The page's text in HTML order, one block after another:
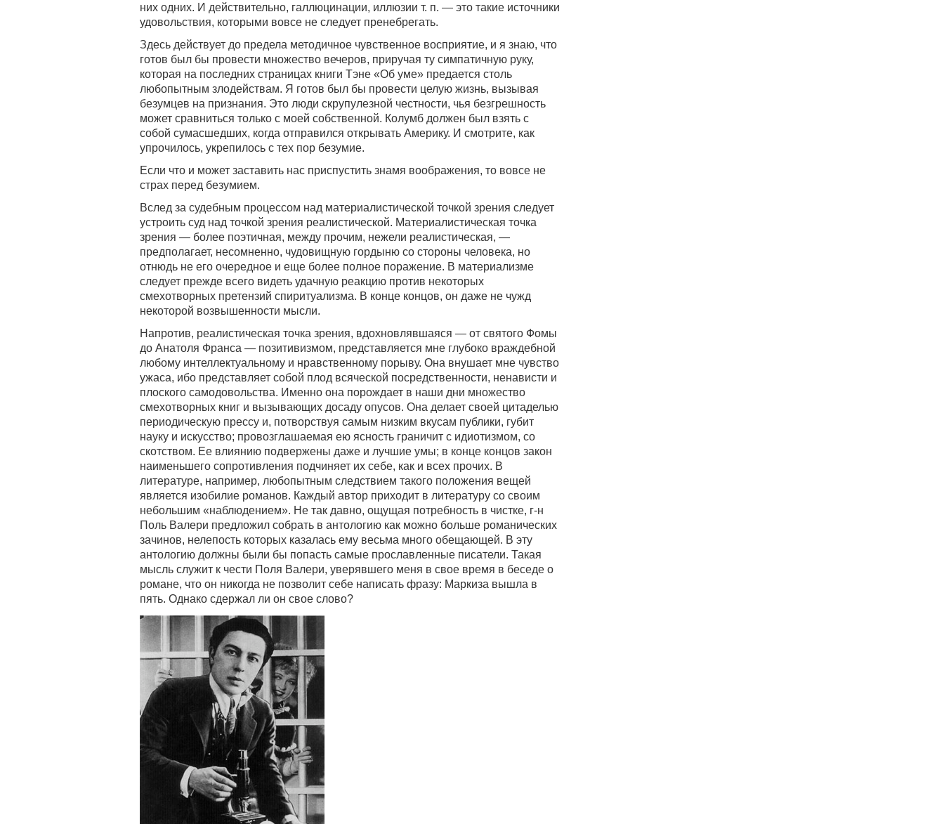
них одних. И действительно, галлюцинации, иллюзии т. п. — это такие источники
удовольствия, которыми вовсе не следует пренебрегать.
Здесь действует до предела методичное чувственное восприятие, и я знаю, что
готов был бы провести множество вечеров, приручая ту симпатичную руку,
которая на последних страницах книги Тэне «Об уме» предается столь
любопытным злодействам. Я готов был бы провести целую жизнь, вызывая
безумцев на признания. Это люди скрупулезной честности, чья безгрешность
может сравниться только с моей собственной. Колумб должен был взять с
собой сумасшедших, когда отправился открывать Америку. И смотрите, как
упрочилось, укрепилось с тех пор безумие.
Если что и может заставить нас приспустить знамя воображения, то вовсе не
страх перед безумием.
Вслед за судебным процессом над материалистической точкой зрения следует
устроить суд над точкой зрения реалистической. Материалистическая точка
зрения — более поэтичная, между прочим, нежели реалистическая, —
предполагает, несомненно, чудовищную гордыню со стороны человека, но
отнюдь не его очередное и еще более полное поражение. В материализме
следует прежде всего видеть удачную реакцию против некоторых
смехотворных претензий спиритуализма. В конце концов, он даже не чужд
некоторой возвышенности мысли.
Напротив, реалистическая точка зрения, вдохновлявшаяся — от святого Фомы
до Анатоля Франса — позитивизмом, представляется мне глубоко враждебной
любому интеллектуальному и нравственному порыву. Она внушает мне чувство
ужаса, ибо представляет собой плод всяческой посредственности, ненависти и
плоского самодовольства. Именно она порождает в наши дни множество
смехотворных книг и вызывающих досаду опусов. Она делает своей цитаделью
периодическую прессу и, потворствуя самым низким вкусам публики, губит
науку и искусство; провозглашаемая ею ясность граничит с идиотизмом, со
скотством. Ее влиянию подвержены даже и лучшие умы; в конце концов закон
наименьшего сопротивления подчиняет их себе, как и всех прочих. В
литературе, например, любопытным следствием такого положения вещей
является изобилие романов. Каждый автор приходит в литературу со своим
небольшим «наблюдением». Не так давно, ощущая потребность в чистке, г-н
Поль Валери предложил собрать в антологию как можно больше романических
зачинов, нелепость которых казалась ему весьма много обещающей. В эту
антологию должны были бы попасть самые прославленные писатели. Такая
мысль служит к чести Поля Валери, уверявшего меня в свое время в беседе о
романе, что он никогда не позволит себе написать фразу: Маркиза вышла в
пять. Однако сдержал ли он свое слово?